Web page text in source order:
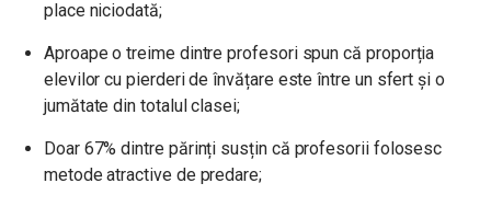
place niciodată;
Aproape o treime dintre profesori spun că proporția
elevilor cu pierderi de învățare este între un sfert și o
jumătate din totalul clasei;
Doar 67% dintre părinți susțin că profesorii folosesc
metode atractive de predare;